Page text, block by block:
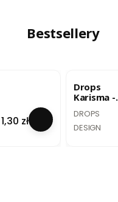
/ uni colour
33
Bestsellery
Cena
1,30 zł
Drops
Karisma -
perłowy /
mix 72
PRODUCENT
DROPS
DESIGN